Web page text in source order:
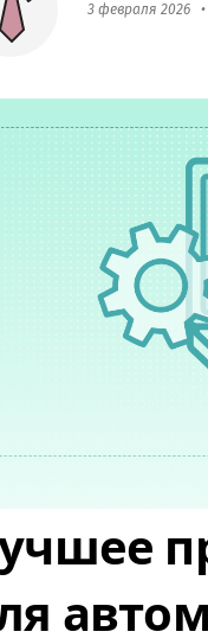
3 февраля 2026